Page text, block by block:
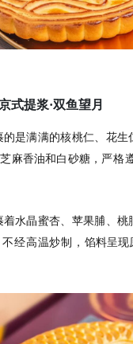
式提浆·双鱼望月
的是满满的核桃仁、花生
麻香油和白砂糖， 严格
着水晶蜜杏、苹果脯、桃
经高温炒制， 馅料呈现